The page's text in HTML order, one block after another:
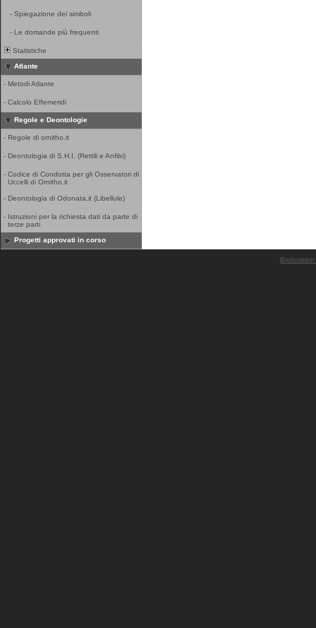
- Spiegazione dei simboli
- Le domande più frequenti
Statistiche
Atlante
- Metodi Atlante
- Calcolo Effemeridi
Regole e Deontologie
- Regole di ornitho.it
- Deontologia di S.H.I. (Rettili e Anfibi)
- Codice di Condotta per gli Osservatori di
Uccelli di Ornitho.it
- Deontologia di Odonata.it (Libellule)
- Istruzioni per la richiesta dati da parte di
terze parti
Progetti approvati in corso
Biolovision